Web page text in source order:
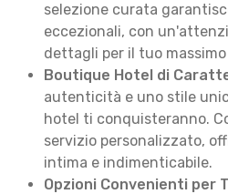
selezione curata
eccezionali, con
dettagli per il tuo massimo
Boutique Hotel di
autenticità e uno stile
hotel ti conquisteranno.
servizio personalizzato,
intima e indimenticabile.
Opzioni Convenienti per